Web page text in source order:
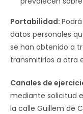
Portabilidad:
datos personales
se han obtenido a
transmitirlos a otra
Canales de
mediante solicitud
la calle Guillem de